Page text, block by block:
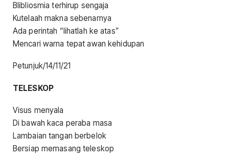
Blibliosmia terhirup sengaja
Kutelaah makna sebenarnya
Ada perintah “lihatlah ke atas”
Mencari warna tepat awan kehidupan
Petunjuk/14/11/21
TELESKOP
Visus menyala
Di bawah kaca peraba masa
Lambaian tangan berbelok
Bersiap memasang teleskop